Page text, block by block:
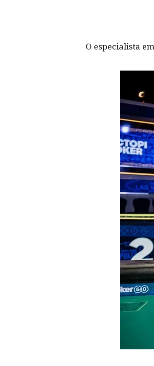
O especialista